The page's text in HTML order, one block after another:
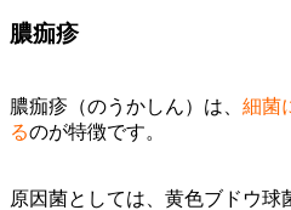
膿痂疹
膿痂疹（のうかしん）は、 細菌
るのが特徴です。
原因菌としては、黄色ブドウ